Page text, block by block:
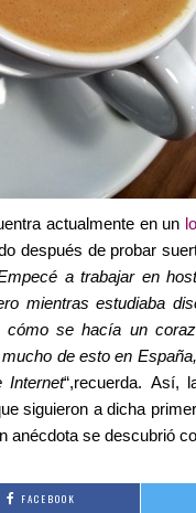
actualmente en un
después de probar
a trabajar en
mientras estudiaba
cómo se hacía un
de esto en
Internet“,recuerda. Así,
siguieron a dicha
anécdota se descubrió
FACEBOOK